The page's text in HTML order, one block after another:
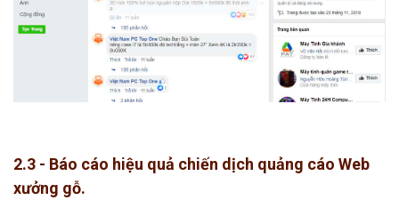
2.3 - Báo cáo hiệu quả chiến dịch quảng cáo Web
xưởng gỗ.